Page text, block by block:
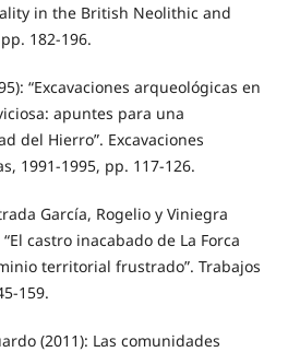
in the British Neolithic and
182-196.
“Excavaciones arqueológicas en
apuntes para una
del Hierro”. Excavaciones
1991-1995, pp. 117-126.
García, Rogelio y Viniegra
castro inacabado de La Forca
territorial frustrado”. Trabajos
159.
(2011): Las comunidades